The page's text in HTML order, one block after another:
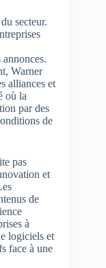
secteur.
Warner
alliances et
où la
par des
de
pas
et
de
à
logiciels et
face à une